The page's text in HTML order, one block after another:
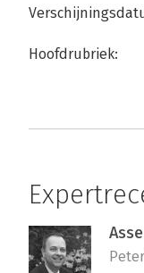
Hoofdrubriek: